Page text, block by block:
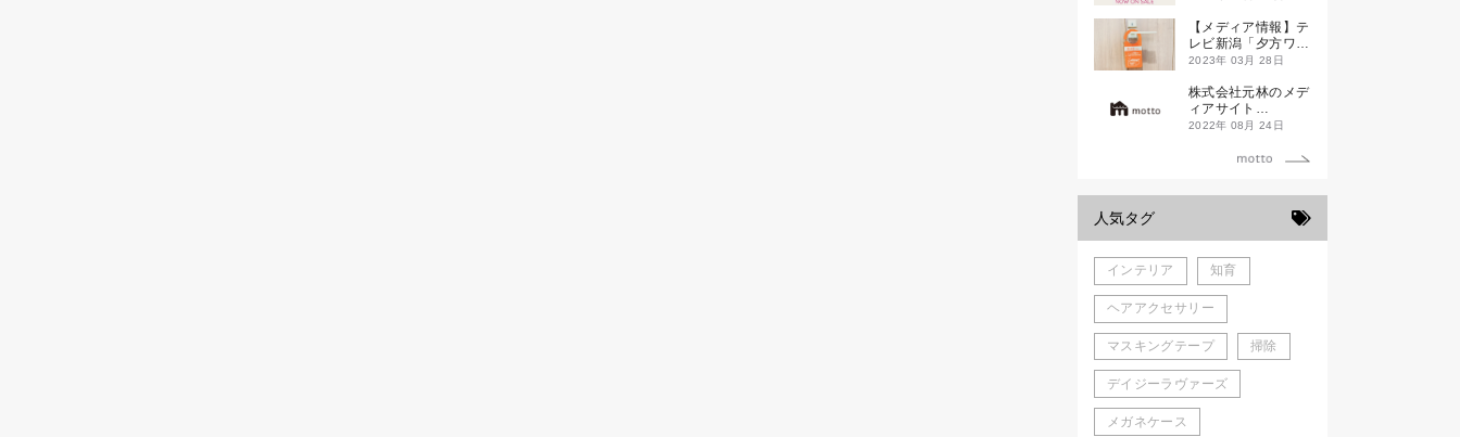
』が2月21日(金)に
新発売！
【メディア情報】テ
レビ新潟「夕方ワイ
ド新潟一番」
2023年 03月 28日
株式会社元林のメデ
ィアサイト
「motto」がローン
2022年 08月 24日
人気タグ
インテリア 知育
ヘアアクセサリー
マスキングテープ 掃除
デイジーラヴァーズ
メガネケース